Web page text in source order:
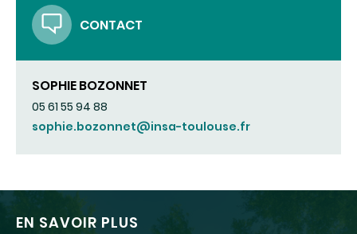
CONTACT
SOPHIE BOZONNET
05 61 55 94 88
sophie.bozonnet@insa-toulouse.fr
EN SAVOIR PLUS